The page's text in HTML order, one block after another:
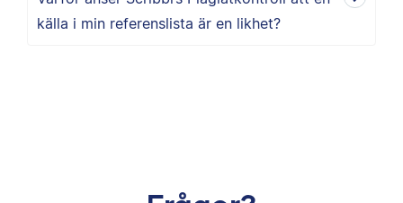
källa i min referenslista är en likhet?